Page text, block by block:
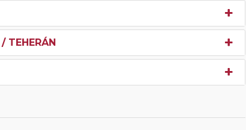
TEHERÁN